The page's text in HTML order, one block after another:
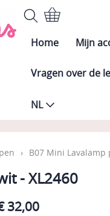
Home Mijn
Vragen over de
NL
› B07 Mini Lavalamp
- XL2460
32,00